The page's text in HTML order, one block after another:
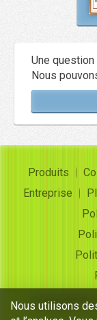
Une question
Nous
Produits
Entreprise
Copyright ©
Nous utilisons